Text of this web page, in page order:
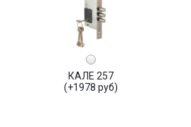
КАЛЕ 257
(+1978 руб)